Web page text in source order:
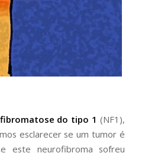
do tipo 1 (NF1),
esclarecer se um tumor é
este neurofibroma sofreu